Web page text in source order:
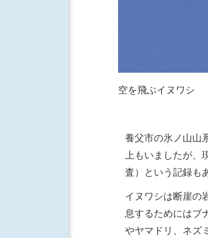
空を飛ぶイヌワシ
養父市の氷ノ山山
上もいましたが
査）という記録も
イヌワシは断崖の
息するためにはブ
やヤマドリ、ネズ